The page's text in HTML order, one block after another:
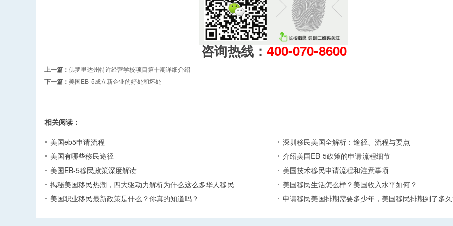
咨询热线： 400-070-8600
上一篇： 佛罗里达州特许经营学校项目第十期详细介绍
下一篇： 美国EB-5成立新企业的好处和坏处
相关阅读：
美国eb5申请流程
深圳移民美国全解析：途径、流程与要点
美国有哪些移民途径
介绍美国EB-5政策的申请流程细节
美国EB-5移民政策深度解读
美国技术移民申请流程和注意事项
揭秘美国移民热潮，四大驱动力解析为什么这么多华人移民
美国移民生活怎么样？美国收入水平如何？
美国职业移民最新政策是什么？你真的知道吗？
申请移民美国排期需要多少年，美国移民排期到了多